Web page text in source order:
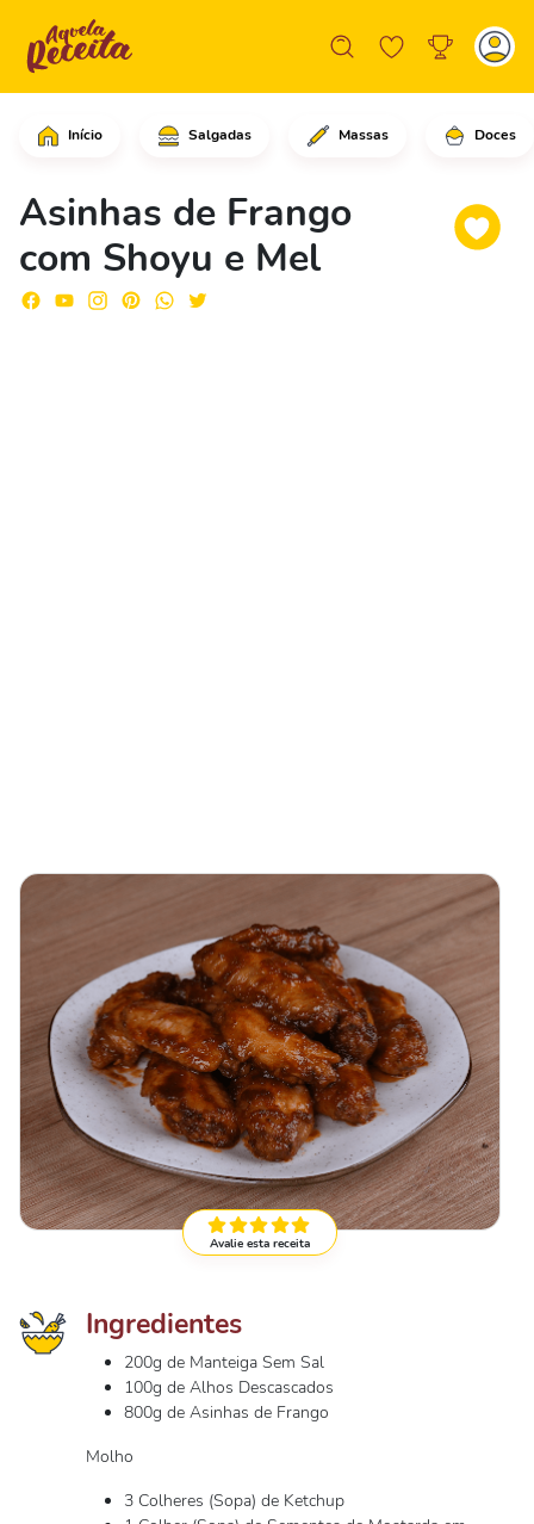
Início Salgadas Massas Doces
Asinhas de Frango
com Shoyu e Mel
Em uma frigideira grande, em fogo
Avalie esta receita
Ingredientes
200g de Manteiga Sem Sal
100g de Alhos Descascados
800g de Asinhas de Frango
Molho
3 Colheres (Sopa) de Ketchup